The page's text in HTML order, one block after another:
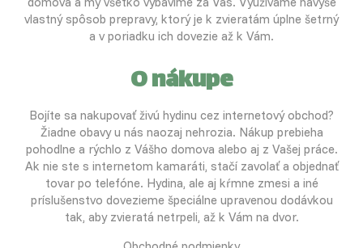
vlastný spôsob prepravy, ktorý je k zvieratám úplne šetrný
a v poriadku ich dovezie až k Vám.
O nákupe
Bojíte sa nakupovať živú hydinu cez internetový obchod?
Žiadne obavy u nás naozaj nehrozia. Nákup prebieha
pohodlne a rýchlo z Vášho domova alebo aj z Vašej práce.
Ak nie ste s internetom kamaráti, stačí zavolať a objednať
tovar po telefóne. Hydina, ale aj kŕmne zmesi a iné
príslušenstvo dovezieme špeciálne upravenou dodávkou
tak, aby zvieratá netrpeli, až k Vám na dvor.